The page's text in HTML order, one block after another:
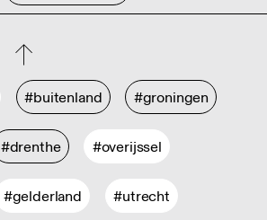
#buitenland #groningen
#drenthe #overijssel
#gelderland #utrecht